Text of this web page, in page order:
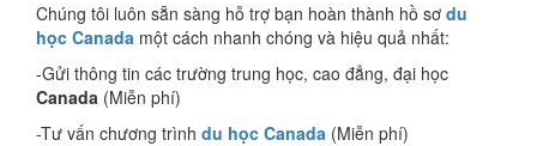
Chúng tôi luôn sẵn sàng hỗ trợ bạn hoàn thành hồ sơ du
học Canada một cách nhanh chóng và hiệu quả nhất:
-Gửi thông tin các trường trung học, cao đẳng, đại học
Canada (Miễn phí)
-Tư vấn chương trình du học Canada (Miễn phí)